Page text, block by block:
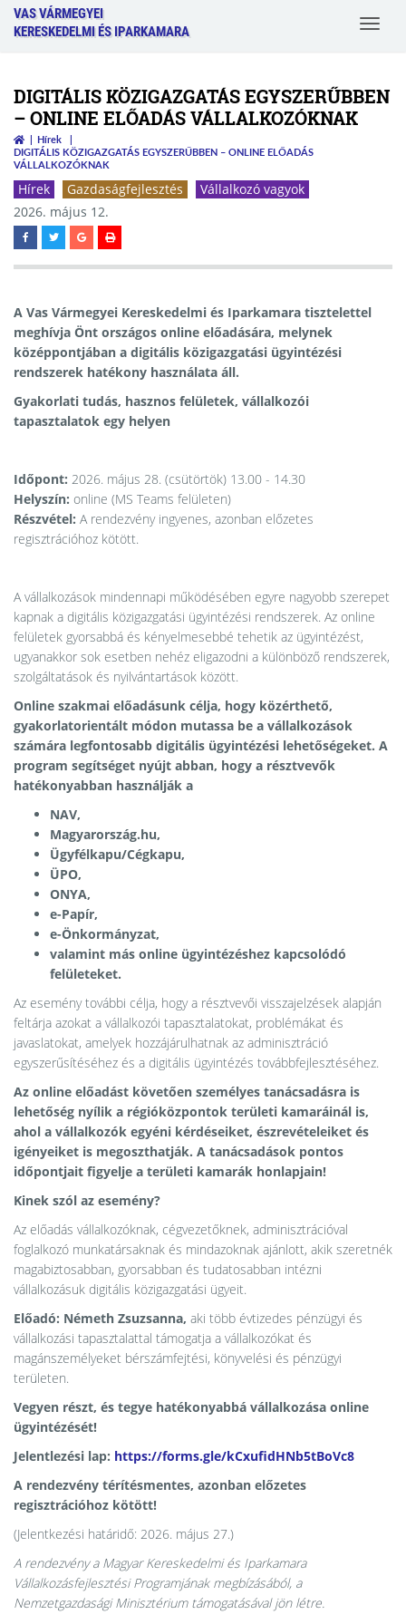
VAS VÁRMEGYEI
KERESKEDELMI ÉS IPARKAMARA
Toggle
DIGITÁLIS KÖZIGAZGATÁS EGYSZERŰBBEN
– ONLINE ELŐADÁS VÁLLALKOZÓKNAK
Hírek
DIGITÁLIS KÖZIGAZGATÁS EGYSZERŰBBEN – ONLINE ELŐADÁS
VÁLLALKOZÓKNAK
Hírek Gazdaságfejlesztés
Vállalkozó vagyok
2026. május 12.
A Vas Vármegyei Kereskedelmi és Iparkamara tisztelettel
meghívja Önt országos online előadására, melynek
középpontjában a digitális közigazgatási ügyintézési
rendszerek hatékony használata áll.
Gyakorlati tudás, hasznos felületek, vállalkozói
tapasztalatok egy helyen
Időpont: 2026. május 28. (csütörtök) 13.00 - 14.30
Helyszín: online (MS Teams felületen)
Részvétel: A rendezvény ingyenes, azonban előzetes
regisztrációhoz kötött.
A vállalkozások mindennapi működésében egyre nagyobb szerepet
kapnak a digitális közigazgatási ügyintézési rendszerek. Az online
felületek gyorsabbá és kényelmesebbé tehetik az ügyintézést,
ugyanakkor sok esetben nehéz eligazodni a különböző rendszerek,
szolgáltatások és nyilvántartások között.
Online szakmai előadásunk célja, hogy közérthető,
gyakorlatorientált módon mutassa be a vállalkozások
számára legfontosabb digitális ügyintézési lehetőségeket. A
program segítséget nyújt abban, hogy a résztvevők
hatékonyabban használják a
NAV,
Magyarország.hu,
Ügyfélkapu/Cégkapu,
ÜPO,
ONYA,
e-Papír,
e-Önkormányzat,
valamint más online ügyintézéshez kapcsolódó
felületeket.
Az esemény további célja, hogy a résztvevői visszajelzések alapján
feltárja azokat a vállalkozói tapasztalatokat, problémákat és
javaslatokat, amelyek hozzájárulhatnak az adminisztráció
egyszerűsítéséhez és a digitális ügyintézés továbbfejlesztéséhez.
Az online előadást követően személyes tanácsadásra is
lehetőség nyílik a régióközpontok területi kamaráinál is,
ahol a vállalkozók egyéni kérdéseiket, észrevételeiket és
igényeiket is megoszthatják. A tanácsadások pontos
időpontjait figyelje a területi kamarák honlapjain!
Kinek szól az esemény?
Az előadás vállalkozóknak, cégvezetőknek, adminisztrációval
foglalkozó munkatársaknak és mindazoknak ajánlott, akik szeretnék
magabiztosabban, gyorsabban és tudatosabban intézni
vállalkozásuk digitális közigazgatási ügyeit.
Előadó: Németh Zsuzsanna, aki több évtizedes pénzügyi és
vállalkozási tapasztalattal támogatja a vállalkozókat és
magánszemélyeket bérszámfejtési, könyvelési és pénzügyi
területen.
Vegyen részt, és tegye hatékonyabbá vállalkozása online
ügyintézését!
Jelentlezési lap: https://forms.gle/kCxufidHNb5tBoVc8
A rendezvény térítésmentes, azonban előzetes
regisztrációhoz kötött!
(Jelentkezési határidő: 2026. május 27.)
A rendezvény a Magyar Kereskedelmi és Iparkamara
Vállalkozásfejlesztési Programjának megbízásából, a
Nemzetgazdasági Minisztérium támogatásával jön létre.